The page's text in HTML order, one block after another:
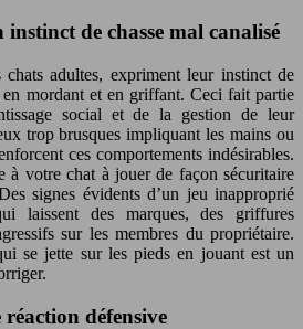
de chasse mal canalisé
adultes, expriment leur instinct de
en mordant et en griffant. Ceci fait partie
social et de la gestion de leur
trop brusques impliquant les mains ou
ces comportements indésirables.
à votre chat à jouer de façon sécuritaire
signes évidents d’un jeu inapproprié
laissent des marques, des griffures
sur les membres du propriétaire.
se jette sur les pieds en jouant est un
défensive